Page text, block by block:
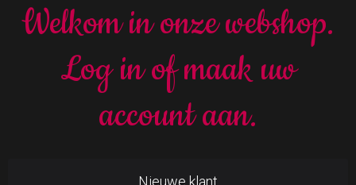
Welkom in onze webshop.
Log in of maak uw
account aan.
Nieuwe klant